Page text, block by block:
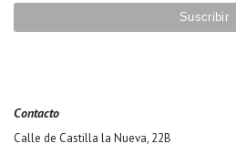
Contacto
Calle de Castilla la Nueva, 22B